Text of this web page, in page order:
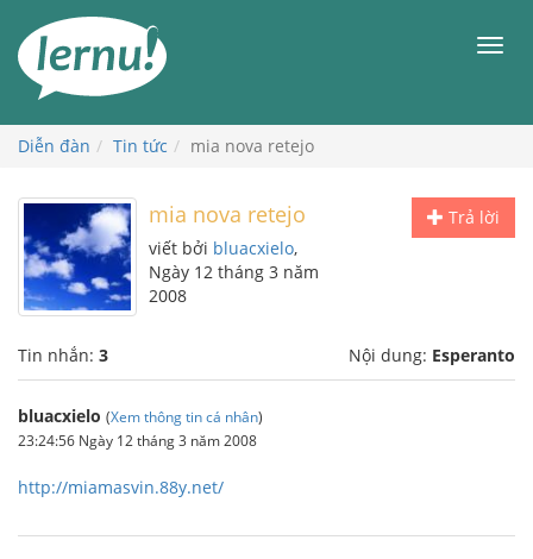
đến
phần
dung
Diễn đàn Tin tức mia nova retejo
Trả lời
mia nova retejo
viết bởi bluacxielo,
Ngày 12 tháng 3 năm
2008
Tin nhắn: 3 Nội dung: Esperanto
bluacxielo (Xem thông tin cá nhân)
23:24:56 Ngày 12 tháng 3 năm 2008
http://miamasvin.88y.net/